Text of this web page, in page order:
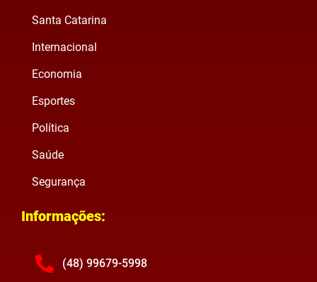
Santa Catarina
Internacional
Economia
Esportes
Política
Saúde
Segurança
Informações:
(48) 99679-5998